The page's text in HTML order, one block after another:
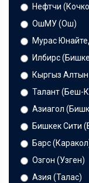
Нефтчи
ОшМУ (Ош)
Мурас
Илбирс
Кыргыз
Талант (Беш-
Азиагол
Бишкек Сити
Барс
Озгон (Узген)
Азия (Талас)